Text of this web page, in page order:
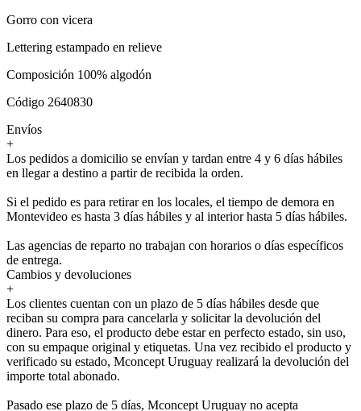
Gorro con vicera
Lettering estampado en relieve
Composición 100% algodón
Código 2640830
Envíos
+
Los pedidos a domicilio se envían y tardan entre 4 y 6 días hábiles
en llegar a destino a partir de recibida la orden.
Si el pedido es para retirar en los locales, el tiempo de demora en
Montevideo es hasta 3 días hábiles y al interior hasta 5 días hábiles.
Las agencias de reparto no trabajan con horarios o días específicos
de entrega.
Cambios y devoluciones
+
Los clientes cuentan con un plazo de 5 días hábiles desde que
reciban su compra para cancelarla y solicitar la devolución del
dinero. Para eso, el producto debe estar en perfecto estado, sin uso,
con su empaque original y etiquetas. Una vez recibido el producto y
verificado su estado, Mconcept Uruguay realizará la devolución del
importe total abonado.
Pasado ese plazo de 5 días, Mconcept Uruguay no acepta